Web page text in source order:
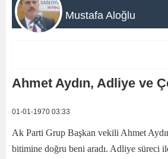
Mustafa Aloğlu
Ahmet Aydın, Adliye ve
01-01-1970 03:33
Ak Parti Grup Başkan vekili Ahmet
bitimine doğru beni aradı. Adliye süreci